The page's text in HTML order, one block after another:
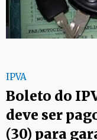
IPVA
Boleto do
deve ser
(30) para